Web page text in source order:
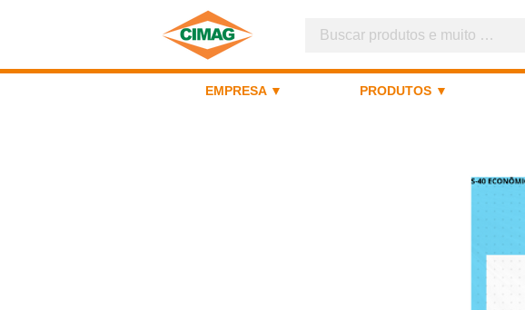
EMPRESA ▼ PRODUTOS ▼